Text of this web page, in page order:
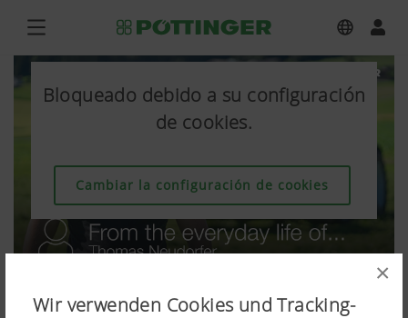
×
Wir verwenden Cookies und Tracking-
Bloqueado debido a su configuración
de cookies.
Cambiar la configuración de cookies